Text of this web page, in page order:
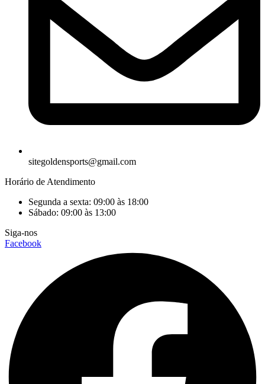
sitegoldensports@gmail.com
Horário de Atendimento
Segunda a sexta: 09:00 às 18:00
Sábado: 09:00 às 13:00
Siga-nos
Facebook